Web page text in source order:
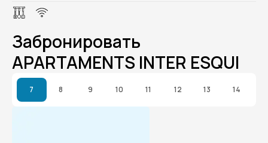
Забронировать
APARTAMENTS INTER ESQUI
7 8 9 10 11 12 13 14